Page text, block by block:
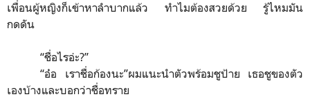
เพื่อนผู้หญิงก็เข้าหาลำบากแล้ว ทำไมต้องสวยด้วย รู้ไหมมัน
กดดัน
“ชื่อไรอ่ะ?”
“อ๋อ เราชื่อก้องนะ”ผมแนะนำตัวพร้อมชูป้าย เธอชูของตัว
เองบ้างและบอกว่าชื่อทราย